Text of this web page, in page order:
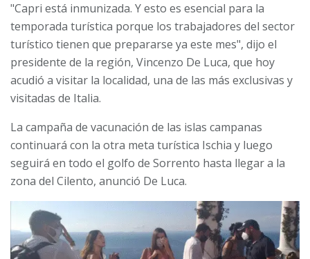
"Capri está inmunizada. Y esto es esencial para la
temporada turística porque los trabajadores del sector
turístico tienen que prepararse ya este mes", dijo el
presidente de la región, Vincenzo De Luca, que hoy
acudió a visitar la localidad, una de las más exclusivas y
visitadas de Italia.
La campaña de vacunación de las islas campanas
continuará con la otra meta turística Ischia y luego
seguirá en todo el golfo de Sorrento hasta llegar a la
zona del Cilento, anunció De Luca.